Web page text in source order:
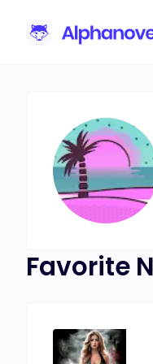
Favorite